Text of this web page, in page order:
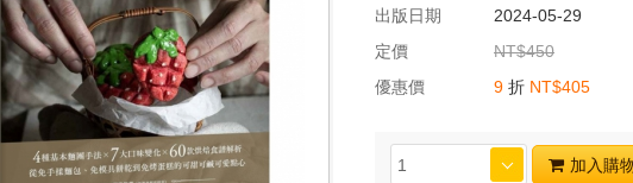
出版日期
2024-05-29
定價
NT$450
優惠價
9 折 NT$405
加入購